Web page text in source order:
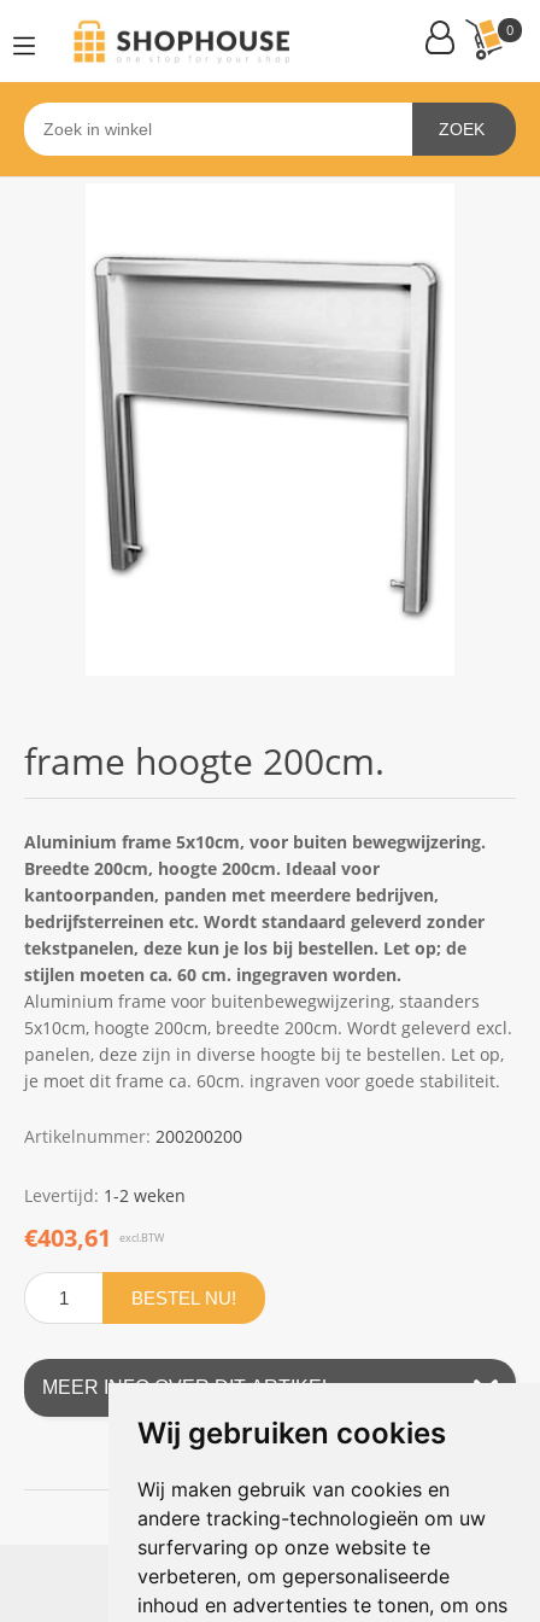
Wij gebruiken cookies
Wij maken gebruik van cookies en
andere tracking-technologieën om uw
surfervaring op onze website te
verbeteren, om gepersonaliseerde
inhoud en advertenties te tonen, om ons
0
ZOEK
frame hoogte 200cm.
Aluminium frame 5x10cm, voor buiten bewegwijzering.
Breedte 200cm, hoogte 200cm. Ideaal voor
kantoorpanden, panden met meerdere bedrijven,
bedrijfsterreinen etc. Wordt standaard geleverd zonder
tekstpanelen, deze kun je los bij bestellen. Let op; de
stijlen moeten ca. 60 cm. ingegraven worden.
Aluminium frame voor buitenbewegwijzering, staanders
5x10cm, hoogte 200cm, breedte 200cm. Wordt geleverd excl.
panelen, deze zijn in diverse hoogte bij te bestellen. Let op,
je moet dit frame ca. 60cm. ingraven voor goede stabiliteit.
Artikelnummer: 200200200
Levertijd: 1-2 weken
€403,61 excl.BTW
BESTEL NU!
MEER INFO OVER DIT ARTIKEL
Shophouse online
Max Planckstraat 4